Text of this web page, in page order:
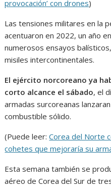
provocación’ con drones)
Las tensiones militares en la
acentuaron en 2022, un año
numerosos ensayos
misiles intercontinentales.
El ejército norcoreano ya
corto alcance el sábado, el
armadas surcoreanas
combustible sólido.
(Puede leer:Corea del Norte
cohetes que mejoraría su
Esta semana también se
aéreo de Corea del Sur de